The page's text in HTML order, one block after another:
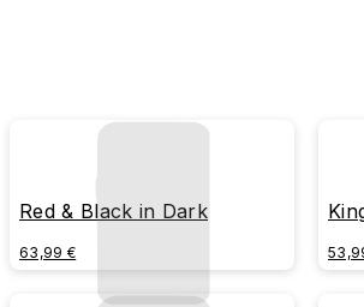
Red & Black in Dark
63,99 €